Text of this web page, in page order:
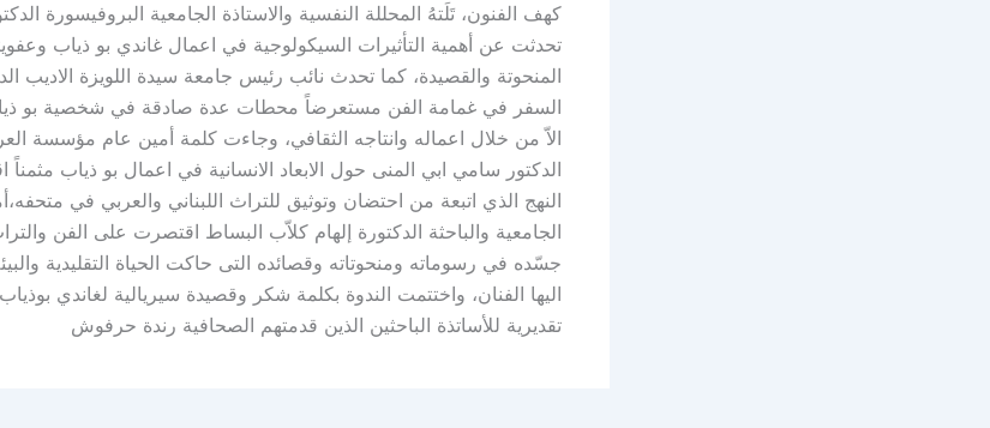
كهف الفنون، تَلَتهُ المحللة النفسية والاستاذة الجامعية البروفيسورة
تحدثت عن أهمية التأثيرات السيكولوجية في اعمال غاندي بو ذياب
المنحوتة والقصيدة، كما تحدث نائب رئيس جامعة سيدة اللويزة الاديب
السفر في غمامة الفن مستعرضاً محطات عدة صادقة في شخصية بو
الاّ من خلال اعماله وانتاجه الثقافي، وجاءت كلمة أمين عام مؤسسة
الدكتور سامي ابي المنى حول الابعاد الانسانية في اعمال بو ذياب
النهج الذي اتبعة من احتضان وتوثيق للتراث اللبناني والعربي في
الجامعية والباحثة الدكتورة إلهام كلاّب البساط اقتصرت على الفن
جسّده في رسوماته ومنحوتاته وقصائده التى حاكت الحياة التقليدية
اليها الفنان، واختتمت الندوة بكلمة شكر وقصيدة سيريالية لغاندي
تقديرية للأساتذة الباحثين الذين قدمتهم الصحافية رندة حرفوش